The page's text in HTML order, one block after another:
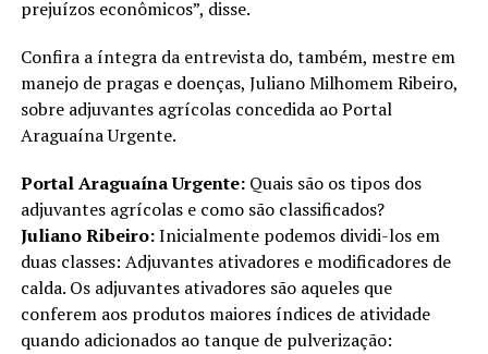
prejuízos econômicos”, disse.
Confira a íntegra da entrevista do, também, mestre em
manejo de pragas e doenças, Juliano Milhomem Ribeiro,
sobre adjuvantes agrícolas concedida ao Portal
Araguaína Urgente.
Portal Araguaína Urgente: Quais são os tipos dos
adjuvantes agrícolas e como são classificados?
Juliano Ribeiro:Inicialmente podemos dividi-los em
duas classes: Adjuvantes ativadores e modificadores de
calda. Os adjuvantes ativadores são aqueles que
conferem aos produtos maiores índices de atividade
quando adicionados ao tanque de pulverização: